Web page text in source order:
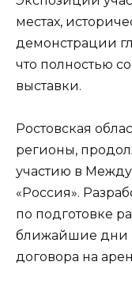
местах,
демонстрации
что полностью
выставки.
Ростовская
регионы,
участию в
«Россия».
по подготовке
ближайшие дни
договора на